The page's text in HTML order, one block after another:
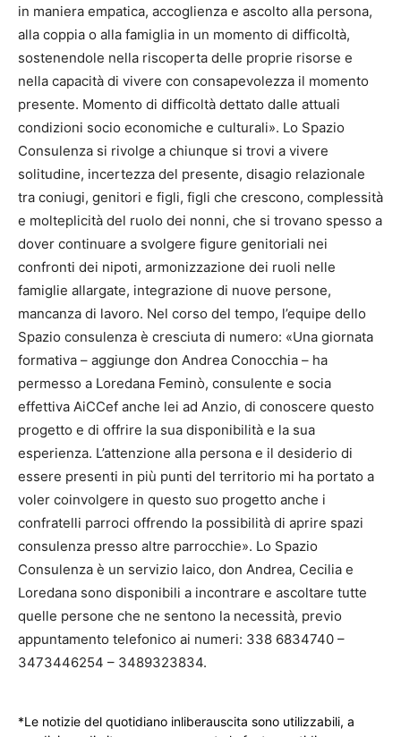
in maniera empatica, accoglienza e ascolto alla persona,
alla coppia o alla famiglia in un momento di difficoltà,
sostenendole nella riscoperta delle proprie risorse e
nella capacità di vivere con consapevolezza il momento
presente. Momento di difficoltà dettato dalle attuali
condizioni socio economiche e culturali». Lo Spazio
Consulenza si rivolge a chiunque si trovi a vivere
solitudine, incertezza del presente, disagio relazionale
tra coniugi, genitori e figli, figli che crescono, complessità
e molteplicità del ruolo dei nonni, che si trovano spesso a
dover continuare a svolgere figure genitoriali nei
confronti dei nipoti, armonizzazione dei ruoli nelle
famiglie allargate, integrazione di nuove persone,
mancanza di lavoro. Nel corso del tempo, l’equipe dello
Spazio consulenza è cresciuta di numero: «Una giornata
formativa – aggiunge don Andrea Conocchia – ha
permesso a Loredana Feminò, consulente e socia
effettiva AiCCef anche lei ad Anzio, di conoscere questo
progetto e di offrire la sua disponibilità e la sua
esperienza. L’attenzione alla persona e il desiderio di
essere presenti in più punti del territorio mi ha portato a
voler coinvolgere in questo suo progetto anche i
confratelli parroci offrendo la possibilità di aprire spazi
consulenza presso altre parrocchie». Lo Spazio
Consulenza è un servizio laico, don Andrea, Cecilia e
Loredana sono disponibili a incontrare e ascoltare tutte
quelle persone che ne sentono la necessità, previo
appuntamento telefonico ai numeri: 338 6834740 –
3473446254 – 3489323834.
*Le notizie del quotidiano inliberauscita sono utilizzabili, a